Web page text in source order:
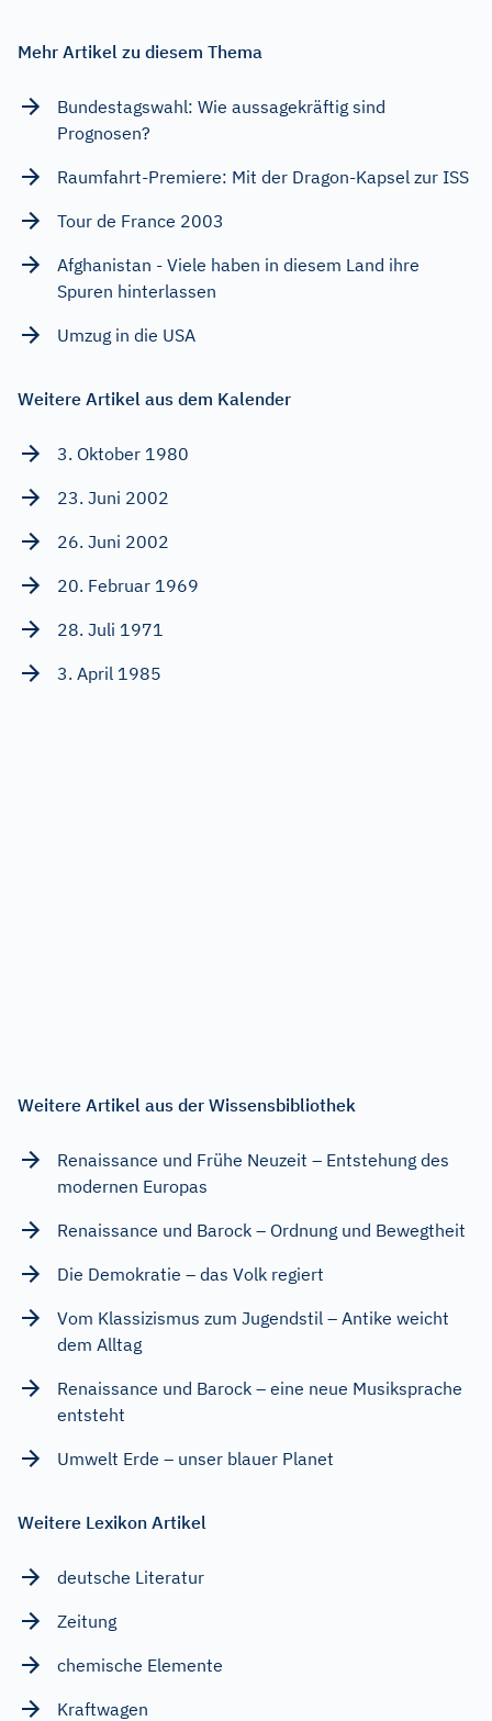
Mehr Artikel zu diesem Thema
Bundestagswahl: Wie aussagekräftig sind
Prognosen?
Raumfahrt-Premiere: Mit der Dragon-Kapsel zur ISS
Tour de France 2003
Afghanistan - Viele haben in diesem Land ihre
Spuren hinterlassen
Umzug in die USA
Weitere Artikel aus dem Kalender
3. Oktober 1980
23. Juni 2002
26. Juni 2002
20. Februar 1969
28. Juli 1971
3. April 1985
Weitere Artikel aus der Wissensbibliothek
Renaissance und Frühe Neuzeit – Entstehung des
modernen Europas
Renaissance und Barock – Ordnung und Bewegtheit
Die Demokratie – das Volk regiert
Vom Klassizismus zum Jugendstil – Antike weicht
dem Alltag
Renaissance und Barock – eine neue Musiksprache
entsteht
Umwelt Erde – unser blauer Planet
Weitere Lexikon Artikel
deutsche Literatur
Zeitung
chemische Elemente
Kraftwagen